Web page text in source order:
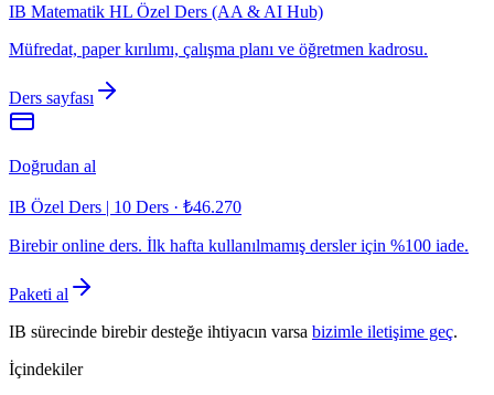
IB Matematik HL Özel Ders (AA & AI Hub)
Müfredat, paper kırılımı, çalışma planı ve öğretmen kadrosu.
Ders sayfası
Doğrudan al
IB Özel Ders | 10 Ders · ₺46.270
Birebir online ders. İlk hafta kullanılmamış dersler için %100 iade.
Paketi al
IB sürecinde birebir desteğe ihtiyacın varsa bizimle iletişime geç.
İçindekiler